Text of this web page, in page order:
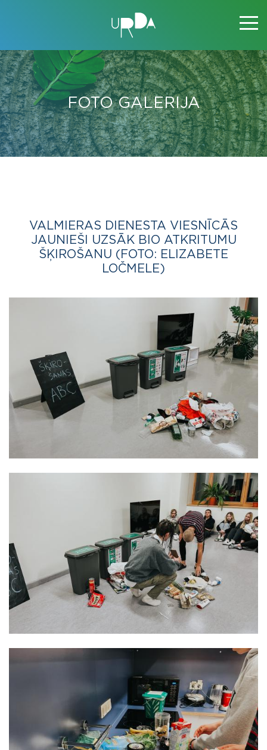
FOTO GALERIJA
VALMIERAS DIENESTA VIESNĪCĀS
JAUNIEŠI UZSĀK BIO ATKRITUMU
ŠĶIROŠANU (FOTO: ELIZABETE
LOČMELE)